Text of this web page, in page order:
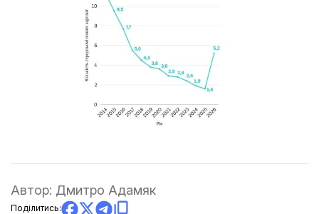
Автор: Дмитро Адамяк
Поділитись: